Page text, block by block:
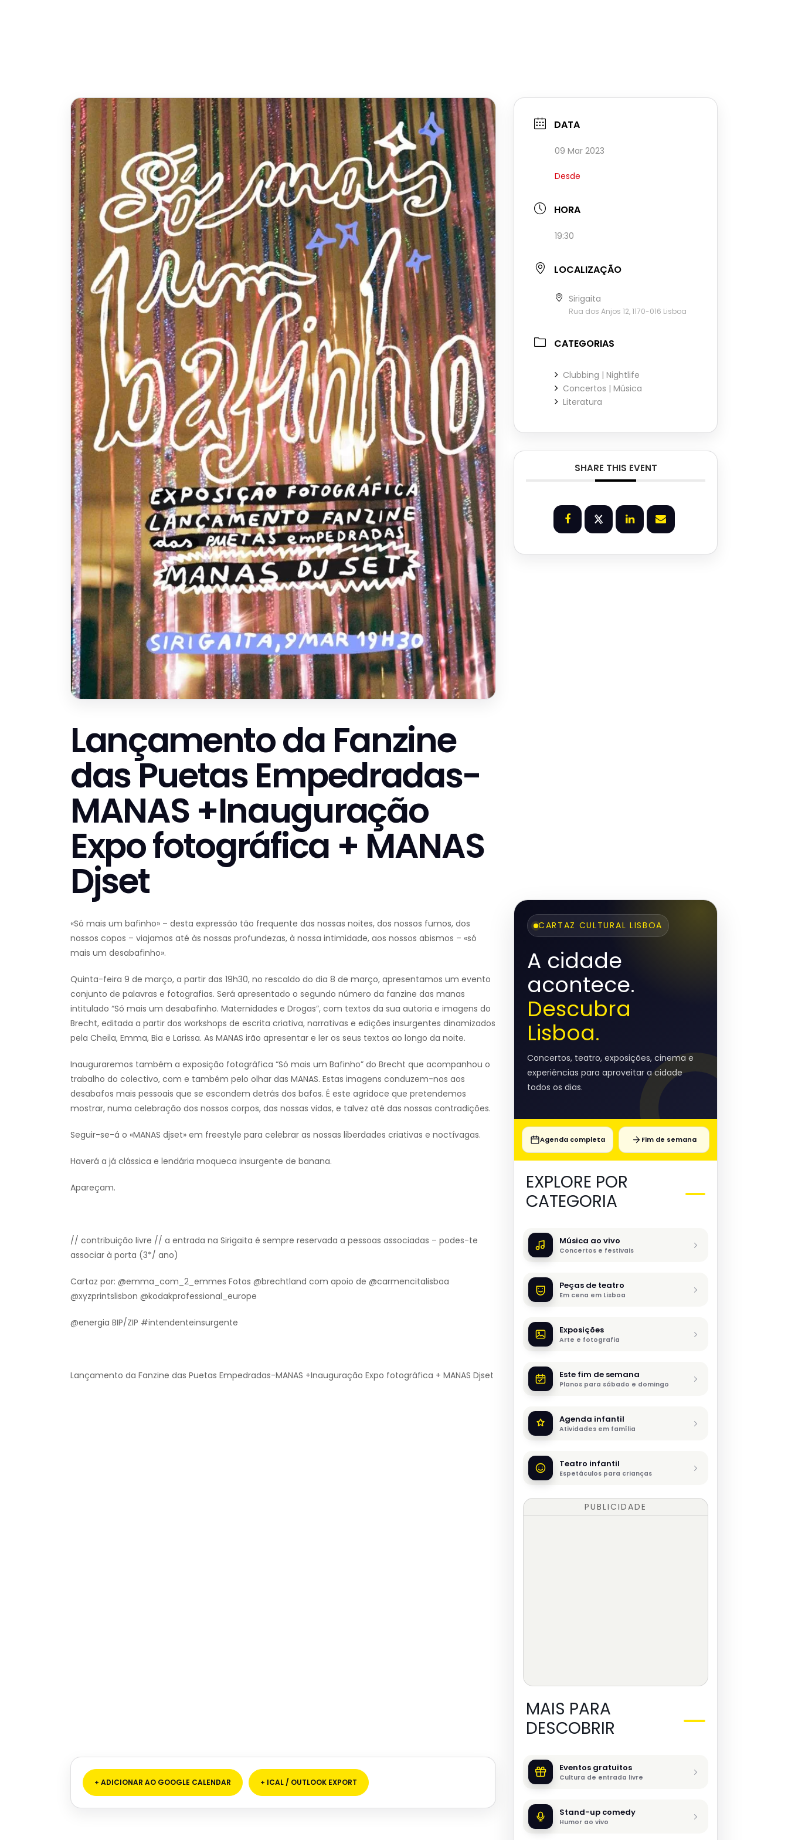
Lançamento da Fanzine
das Puetas Empedradas-
MANAS +Inauguração
Expo fotográfica + MANAS
Djset
«Só mais um bafinho» – desta expressão tão frequente das nossas noites, dos nossos fumos, dos
nossos copos – viajamos até às nossas profundezas, à nossa intimidade, aos nossos abismos – «só
mais um desabafinho».
Quinta-feira 9 de março, a partir das 19h30, no rescaldo do dia 8 de março, apresentamos um evento
conjunto de palavras e fotografias. Será apresentado o segundo número da fanzine das manas
intitulado “Só mais um desabafinho. Maternidades e Drogas”, com textos da sua autoria e imagens do
Brecht, editada a partir dos workshops de escrita criativa, narrativas e edições insurgentes dinamizados
pela Cheila, Emma, Bia e Larissa. As MANAS irão apresentar e ler os seus textos ao longo da noite.
Inauguraremos também a exposição fotográfica “Só mais um Bafinho” do Brecht que acompanhou o
trabalho do colectivo, com e também pelo olhar das MANAS. Estas imagens conduzem-nos aos
desabafos mais pessoais que se escondem detrás dos bafos. É este agridoce que pretendemos
mostrar, numa celebração dos nossos corpos, das nossas vidas, e talvez até das nossas contradições.
Seguir-se-á o «MANAS djset» em freestyle para celebrar as nossas liberdades criativas e noctívagas.
Haverá a já clássica e lendária moqueca insurgente de banana.
Apareçam.
// contribuição livre // a entrada na Sirigaita é sempre reservada a pessoas associadas – podes-te
associar à porta (3*/ ano)
Cartaz por: @emma_com_2_emmes Fotos @brechtland com apoio de @carmencitalisboa
@xyzprintslisbon @kodakprofessional_europe
@energia BIP/ZIP #intendenteinsurgente
Lançamento da Fanzine das Puetas Empedradas-MANAS +Inauguração Expo fotográfica + MANAS Djset
+ ADICIONAR AO GOOGLE CALENDAR + ICAL / OUTLOOK EXPORT
DATA
09 Mar 2023
Desde
HORA
19:30
LOCALIZAÇÃO
Sirigaita
Rua dos Anjos 12, 1170-016 Lisboa
CATEGORIAS
Clubbing | Nightlife
Concertos | Música
Literatura
SHARE THIS EVENT
CARTAZ CULTURAL LISBOA
A cidade
acontece.
Descubra
Lisboa.
Concertos, teatro, exposições, cinema e
experiências para aproveitar a cidade
todos os dias.
Agenda completa Fim de semana
EXPLORE POR
CATEGORIA
Música ao vivo
Concertos e festivais
Peças de teatro
Em cena em Lisboa
Exposições
Arte e fotografia
Este fim de semana
Planos para sábado e domingo
Agenda infantil
Atividades em família
Teatro infantil
Espetáculos para crianças
PUBLICIDADE
MAIS PARA
DESCOBRIR
Eventos gratuitos
Cultura de entrada livre
Stand-up comedy
Humor ao vivo